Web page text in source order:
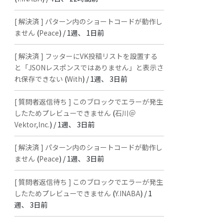
[ 解決済 ] パターン内のショートコードが動作し
ません (Peace) /1週、 1日前
[ 解決済 ] フッターにVK投稿リストを設置する
と「JSONレスポンスではありません」と表示さ
れ保存できない (With) /1週、 3日前
[ 質問者返信待ち ] このブロックでエラーが発生
したためプレビューできません (石川＠
Vektor,Inc.) /1週、 3日前
[ 解決済 ] パターン内のショートコードが動作し
ません (Peace) /1週、 3日前
[ 質問者返信待ち ] このブロックでエラーが発生
したためプレビューできません (Y.INABA) /1
週、 3日前